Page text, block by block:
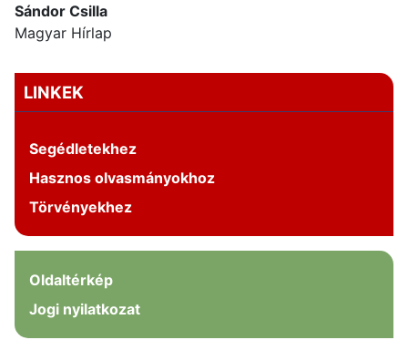
LINKEK
Segédletekhez
Hasznos olvasmányokhoz
Törvényekhez
Oldaltérkép
Jogi nyilatkozat
Sándor Csilla
Magyar Hírlap